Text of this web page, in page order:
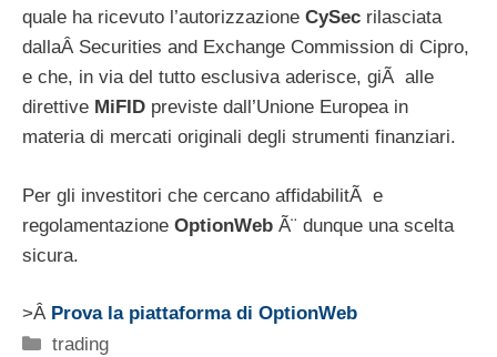
quale ha ricevuto l’autorizzazione CySec rilasciata
dallaÂ Securities and Exchange Commission di Cipro,
e che, in via del tutto esclusiva aderisce, giÃ alle
direttive MiFID previste dall’Unione Europea in
materia di mercati originali degli strumenti finanziari.
Per gli investitori che cercano affidabilitÃ e
regolamentazione OptionWeb Ã¨ dunque una scelta
sicura.
>Â Prova la piattaforma di OptionWeb
Categorie
trading